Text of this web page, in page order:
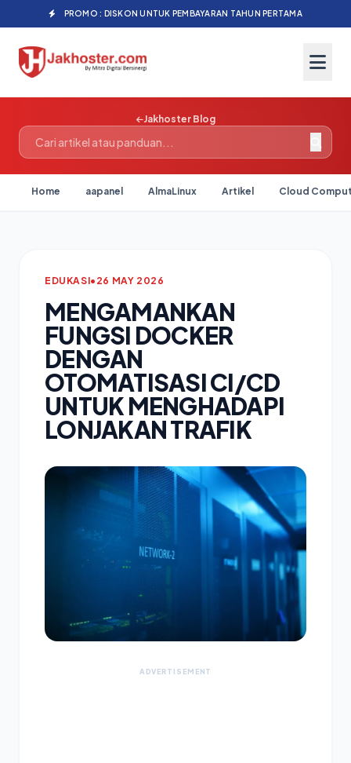
PROMO : DISKON UNTUK PEMBAYARAN TAHUN PERTAMA
Jakhoster Blog
Home aapanel AlmaLinux Artikel Cloud
EDUKASI• 26 MAY 2026
MENGAMANKAN
FUNGSI DOCKER
DENGAN
OTOMATISASI CI/CD
UNTUK MENGHADAPI
LONJAKAN TRAFIK
ADVERTISEMENT